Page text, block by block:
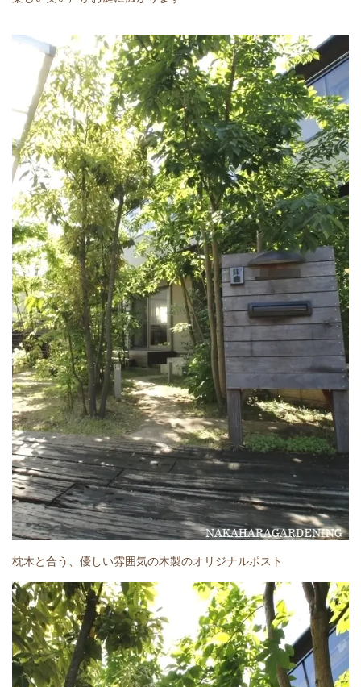
枕木と合う、優しい雰囲気の木製のオリジナルポスト